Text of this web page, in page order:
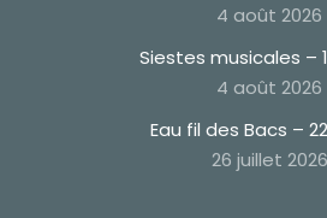
4 août 2026
Siestes musicales –
4 août 2026
Eau fil des Bacs –
26 juillet 2026